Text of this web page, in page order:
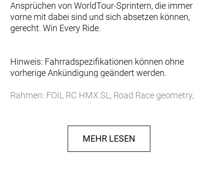
Ansprüchen von WorldTour-Sprintern, die immer
vorne mit dabei sind und sich absetzen können,
gerecht. Win Every Ride.
Hinweis: Fahrradspezifikationen können ohne
vorherige Ankündigung geändert werden.
Rahmen: FOIL RC HMX SL, Road Race geometry,
Gabel: FOIL RC HMX SL, Flatmount Disc, 1´´
Eccentric Carbon steerer
Schaltwerk: SRAM RED AXS, 24 Speed Electronic
MEHR LESEN